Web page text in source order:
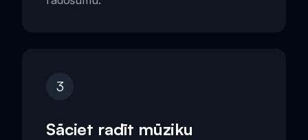
3
Sāciet radīt mūziku